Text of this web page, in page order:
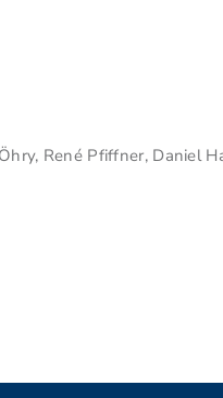
René Pfiffner, Daniel